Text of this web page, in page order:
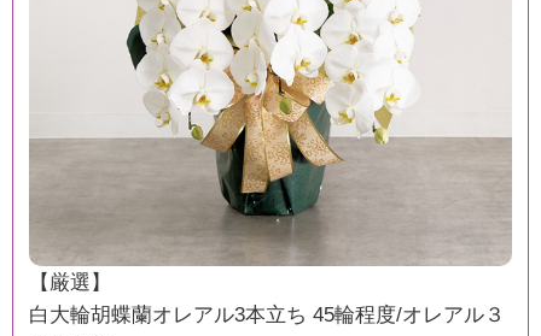
【厳選】
白大輪胡蝶蘭オレアル3本立ち 45輪程度/オレアル３